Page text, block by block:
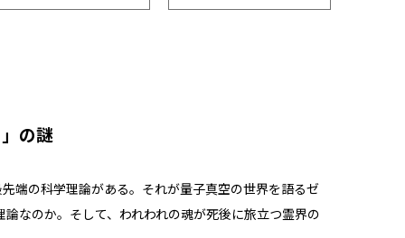
の謎
端の科学理論がある。それが量子真空の世界を語るゼ
なのか。そして、われわれの魂が死後に旅立つ霊界の